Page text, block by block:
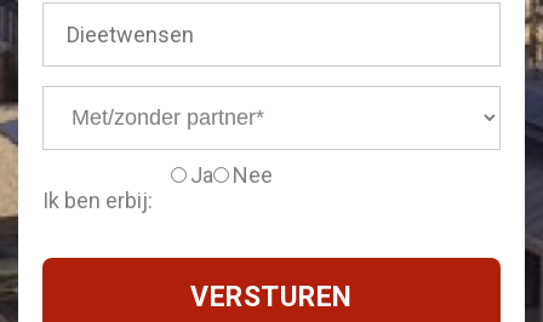
partner
Ik ben erbij:
Ja Nee